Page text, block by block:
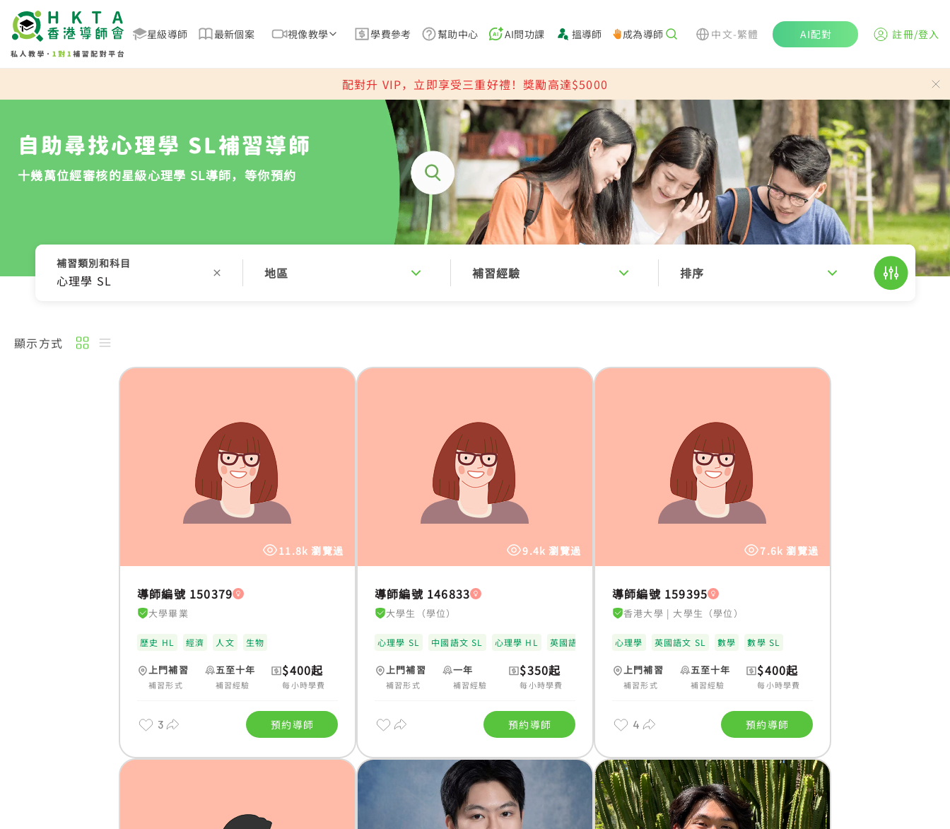
星級導師 最新個案 視像教學 學費參考 幫助中心 AI問功課 搵導師 成為導師 中文-繁體 AI配對 註冊/登入
配對升 VIP，立即享受三重好禮！獎勵高達$5000
自助尋找心理學 SL補習導師
十幾萬位經審核的星級心理學 SL導師，等你預約
補習類別和科目
心理學 SL 地區 補習經驗 排序
顯示方式
11.8k 瀏覽過
導師編號 150379
大學畢業
歷史 HL 經濟 人文 生物
上門補習
補習形式
五至十年
補習經驗
$400起
每小時學費
3 預約導師
9.4k 瀏覽過
導師編號 146833
大學生（學位）
心理學 SL 中國語文 SL 心理學 HL 英國語文
上門補習
補習形式
一年
補習經驗
$350起
每小時學費
預約導師
7.6k 瀏覽過
導師編號 159395
香港大學 | 大學生（學位）
心理學 英國語文 SL 數學 數學 SL
上門補習
補習形式
五至十年
補習經驗
$400起
每小時學費
4 預約導師